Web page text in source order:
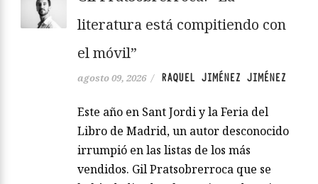
literatura está compitiendo con
el móvil”
agosto 09, 2026 / RAQUEL JIMÉNEZ JIMÉNEZ
Este año en Sant Jordi y la Feria del
Libro de Madrid, un autor desconocido
irrumpió en las listas de los más
vendidos. Gil Pratsobrerroca que se